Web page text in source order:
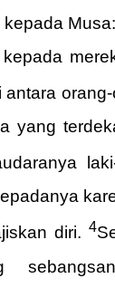
antara
yang
diri. 4